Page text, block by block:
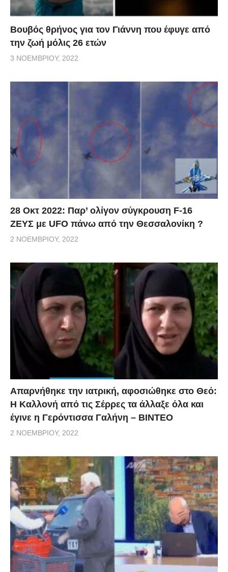
Βουβός θρήνος για τον Γιάννη που έφυγε από
την ζωή μόλις 26 ετών
3 ΝΟΕΜΒΡΊΟΥ, 2022
28 Οκτ 2022: Παρ’ ολίγον σύγκρουση F-16
ΖΕΥΣ με UFO πάνω από την Θεσσαλονίκη ?
2 ΝΟΕΜΒΡΊΟΥ, 2022
Απαρνήθηκε την ιατρική, αφοσιώθηκε στο Θεό:
Η Καλλονή από τις Σέρρες τα άλλαξε όλα και
έγινε η Γερόντισσα Γαλήνη – ΒΙΝΤΕΟ
2 ΝΟΕΜΒΡΊΟΥ, 2022